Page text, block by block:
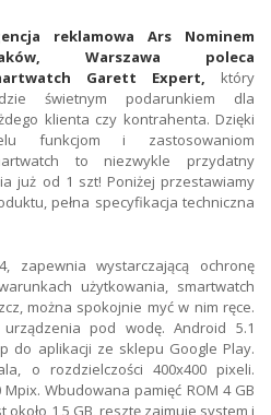
reklamowa Ars Nominem
Warszawa poleca
Garett Expert, który
świetnym podarunkiem dla
klienta czy kontrahenta. Dzięki
funkcjom i zastosowaniom
to niezwykle przydatny
już od 1 szt! Poniżej przestawiamy
pełna specyfikacja techniczna
zapewnia wystarczającą ochronę
użytkowania, smartwatch
można spokojnie myć w nim ręce.
pod wodę. Android 5.1
do aplikacji ze sklepu Google Play.
o rozdzielczości 400x400 pixeli.
Wbudowana pamięć ROM 4 GB
1,5 GB, resztę zajmuje system i